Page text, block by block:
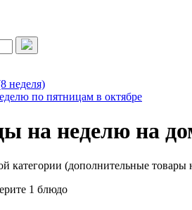
неделя)
по пятницам в октябре
на неделю на
категории (дополнительные товары
1 блюдо